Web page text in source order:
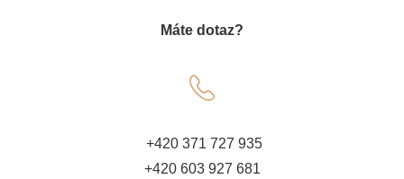
Máte dotaz?
+420 371 727 935
+420 603 927 681